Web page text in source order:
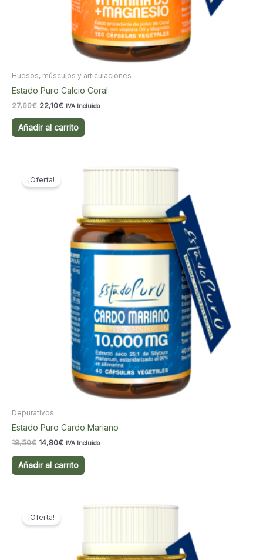
Huesos, músculos y articulaciones
Estado Puro Calcio Coral
27,60€ El
original
era:
22,10€El
actual
es:
IVA Incluido
Añadir al carrito
¡Oferta!
Depurativos
Estado Puro Cardo Mariano
18,50€ El
original
era:
14,80€El
actual
es:
IVA Incluido
Añadir al carrito
¡Oferta!